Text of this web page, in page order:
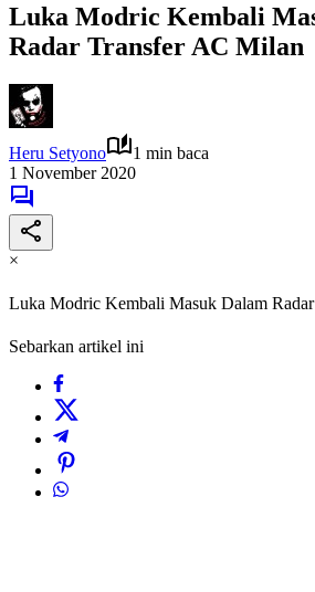
Luka Modric Kembali
Radar Transfer AC Milan
Heru Setyono
1 min baca
1 November 2020
×
Luka Modric Kembali Masuk Dalam
Sebarkan artikel ini